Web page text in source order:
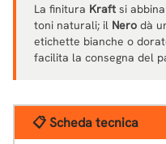
La finitura Kraft si
toni naturali; il Nero dà
etichette bianche o
facilita la consegna del
📋 Scheda tecnica